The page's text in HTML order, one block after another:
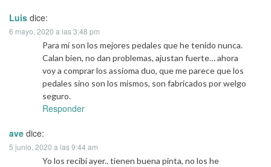
Luis dice:
6 mayo, 2020 a las 3:48 pm
Para mí son los mejores pedales que he tenido nunca.
Calan bien, no dan problemas, ajustan fuerte… ahora
voy a comprar los assioma duo, que me parece que los
pedales sino son los mismos, son fabricados por welgo
seguro.
Responder
ave dice:
5 junio, 2020 a las 9:44 am
Yo los recibí ayer.. tienen buena pinta, no los he